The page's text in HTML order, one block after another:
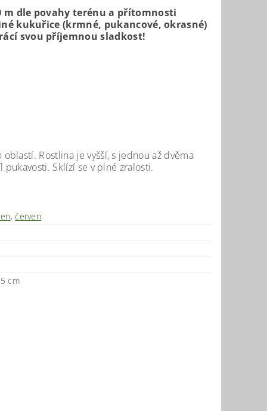
m dle povahy terénu a přítomnosti
kukuřice (krmné, pukancové, okrasné)
svou příjemnou sladkost!
Rostlina je vyšší, s jednou až dvěma
Sklízí se v plné zralosti.
,červen
cm